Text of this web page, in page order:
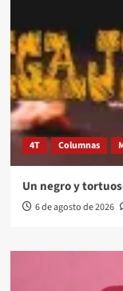
4T Columnas
Un negro y
6 de agosto de 2026